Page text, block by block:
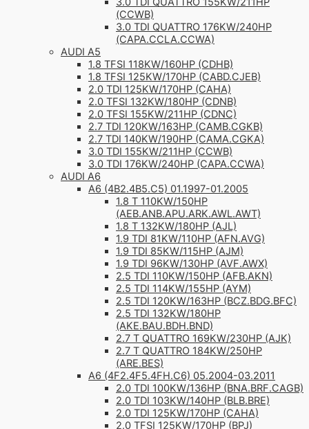
(CCWB)
3.0 TDI QUATTRO 176KW/240HP
(CAPA.CCLA.CCWA)
AUDI A5
1.8 TFSI 118KW/160HP (CDHB)
1.8 TFSI 125KW/170HP (CABD.CJEB)
2.0 TDI 125KW/170HP (CAHA)
2.0 TFSI 132KW/180HP (CDNB)
2.0 TFSI 155KW/211HP (CDNC)
2.7 TDI 120KW/163HP (CAMB.CGKB)
2.7 TDI 140KW/190HP (CAMA.CGKA)
3.0 TDI 155KW/211HP (CCWB)
3.0 TDI 176KW/240HP (CAPA.CCWA)
AUDI A6
A6 (4B2.4B5.C5) 01.1997-01.2005
1.8 T 110KW/150HP
(AEB.ANB.APU.ARK.AWL.AWT)
1.8 T 132KW/180HP (AJL)
1.9 TDI 81KW/110HP (AFN.AVG)
1.9 TDI 85KW/115HP (AJM)
1.9 TDI 96KW/130HP (AVF.AWX)
2.5 TDI 110KW/150HP (AFB.AKN)
2.5 TDI 114KW/155HP (AYM)
2.5 TDI 120KW/163HP (BCZ.BDG.BFC)
2.5 TDI 132KW/180HP
(AKE.BAU.BDH.BND)
2.7 T QUATTRO 169KW/230HP (AJK)
2.7 T QUATTRO 184KW/250HP
(ARE.BES)
A6 (4F2.4F5.4FH.C6) 05.2004-03.2011
2.0 TDI 100KW/136HP (BNA.BRF.CAGB)
2.0 TDI 103KW/140HP (BLB.BRE)
2.0 TDI 125KW/170HP (CAHA)
2.0 TFSI 125KW/170HP (BPJ)